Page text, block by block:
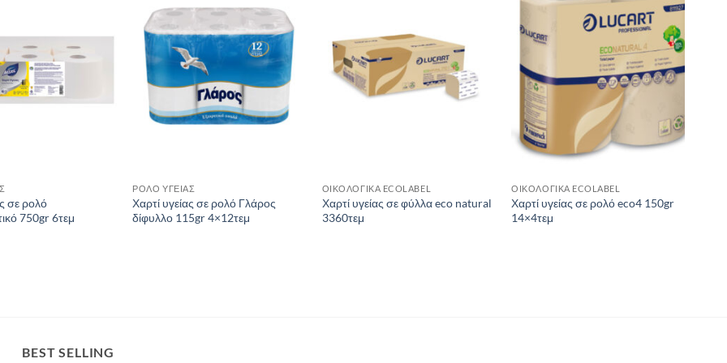
σε ρολό
750gr 6τεμ
ΡΟΛΟ ΥΓΕΙΑΣ
Χαρτί υγείας σε ρολό Γλάρος
δίφυλλο 115gr 4×12τεμ
ΟΙΚΟΛΟΓΙΚΑ ECOLABEL
Χαρτί υγείας σε φύλλα eco natural
3360τεμ
ΟΙΚΟΛΟΓΙΚΑ ECOLABEL
Χαρτί υγείας σε ρολό eco4 150gr
14×4τεμ
BEST SELLING